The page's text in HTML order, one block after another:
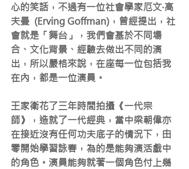
心的笑話，不過有一位社會學家厄文·高
夫曼  (Erving Goffman)，曾經提出，社
會就是「舞台」，我們會基於不同場
合、文化背景、經驗去做出不同的演
出，所以嚴格來說，在座每一位包括我
在內，都是一位演員。
王家衛花了三年時間拍攝《一代宗
師》，造就了一代經典，當中梁朝偉亦
在接近沒有任何功夫底子的情況下，由
零開始學習詠春，為的是能夠演活戲中
的角色。演員能夠就著一個角色付上幾